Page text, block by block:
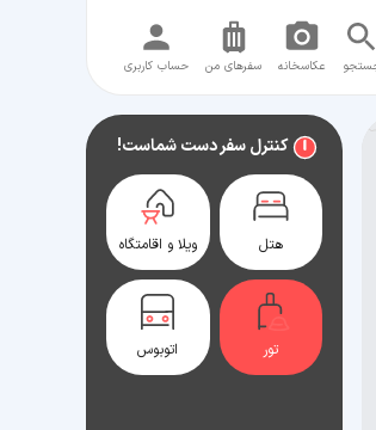
عکاسخانه سفر‌های من حساب کاربری
کنترل سفر دست شماست!
هتل ویلا و اقامتگاه
تور اتوبوس